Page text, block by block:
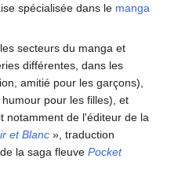
spécialisée dans le manga
secteurs du manga et
différentes, dans les
amitié pour les garçons),
pour les filles), et
notamment de l'éditeur de la
et Blanc », traduction
de la saga fleuve Pocket